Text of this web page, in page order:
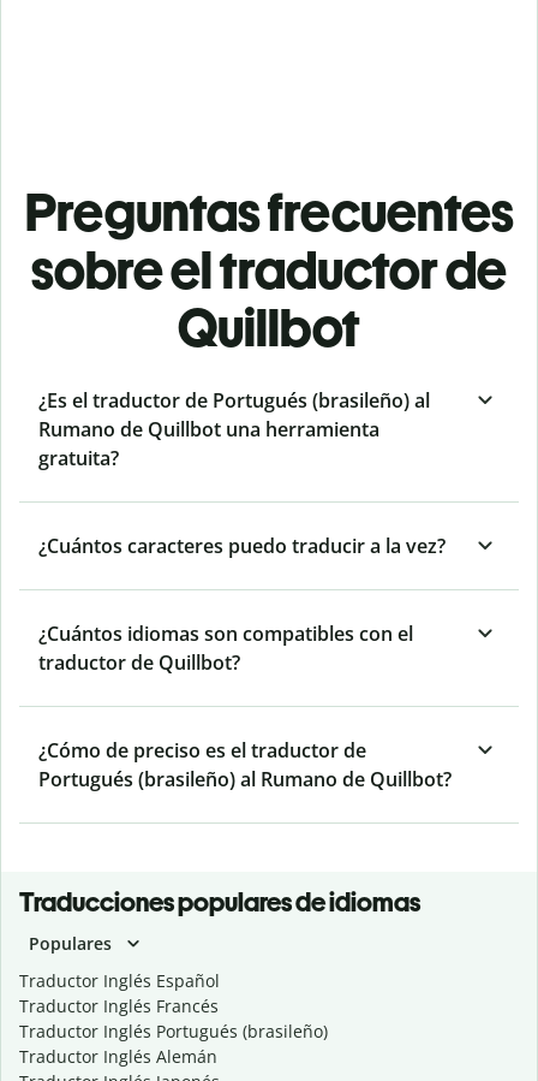
Preguntas frecuentes
sobre el traductor de
Quillbot
¿Es el traductor de Portugués (brasileño) al
Rumano de Quillbot una herramienta
gratuita?
¿Cuántos caracteres puedo traducir a la vez?
¿Cuántos idiomas son compatibles con el
traductor de Quillbot?
¿Cómo de preciso es el traductor de
Portugués (brasileño) al Rumano de Quillbot?
Traducciones populares de idiomas
Populares
Traductor Inglés Español
Traductor Inglés Francés
Traductor Inglés Portugués (brasileño)
Traductor Inglés Alemán